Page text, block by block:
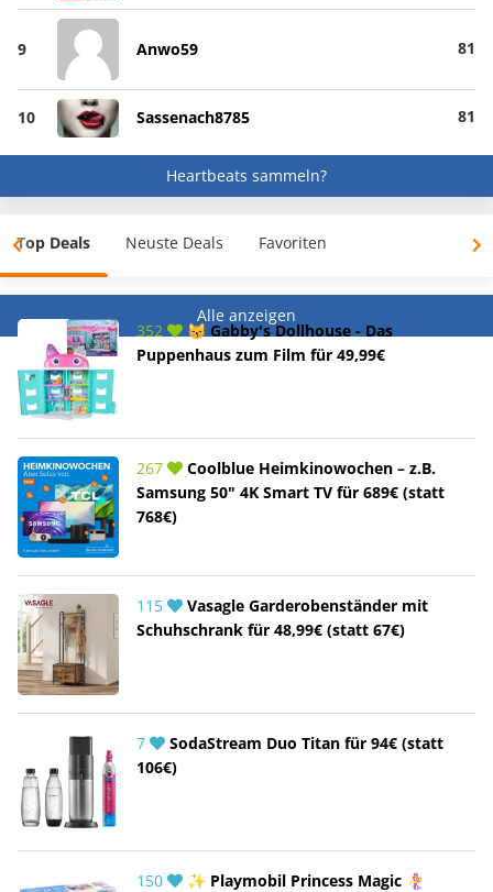
9 Anwo59 81
10 Sassenach8785 81
Heartbeats sammeln?
Top Deals Neuste Deals Favoriten
Alle anzeigen
352
😽 Gabby's Dollhouse - Das
Puppenhaus zum Film für 49,99€
267
Coolblue Heimkinowochen – z.B.
Samsung 50" 4K Smart TV für 689€ (statt
768€)
115
Vasagle Garderobenständer mit
Schuhschrank für 48,99€ (statt 67€)
7
SodaStream Duo Titan für 94€ (statt
106€)
150
✨ Playmobil Princess Magic 🧜‍♀️